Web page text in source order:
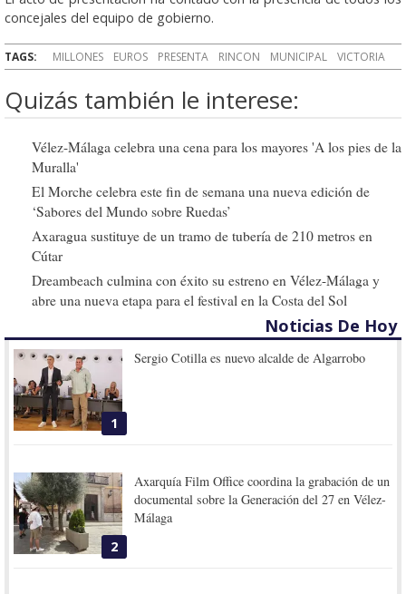
concejales del equipo de gobierno.
TAGS: MILLONES EUROS PRESENTA RINCON MUNICIPAL VICTORIA
Quizás también le interese:
Vélez-Málaga celebra una cena para los mayores 'A los pies de la
Muralla'
El Morche celebra este fin de semana una nueva edición de
‘Sabores del Mundo sobre Ruedas’
Axaragua sustituye de un tramo de tubería de 210 metros en
Cútar
Dreambeach culmina con éxito su estreno en Vélez-Málaga y
abre una nueva etapa para el festival en la Costa del Sol
Noticias De Hoy
1
Sergio Cotilla es nuevo alcalde de Algarrobo
2
Axarquía Film Office coordina la grabación de un
documental sobre la Generación del 27 en Vélez-
Málaga